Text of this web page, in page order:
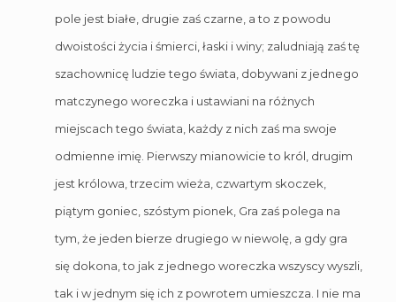
pole jest białe, drugie zaś czarne, a to z powodu
dwoistości życia i śmierci, łaski i winy; zaludniają zaś tę
szachownicę ludzie tego świata, dobywani z jednego
matczynego woreczka i ustawiani na różnych
miejscach tego świata, każdy z nich zaś ma swoje
odmienne imię. Pierwszy mianowicie to król, drugim
jest królowa, trzecim wieża, czwartym skoczek,
piątym goniec, szóstym pionek, Gra zaś polega na
tym, że jeden bierze drugiego w niewolę, a gdy gra
się dokona, to jak z jednego woreczka wszyscy wyszli,
tak i w jednym się ich z powrotem umieszcza. I nie ma